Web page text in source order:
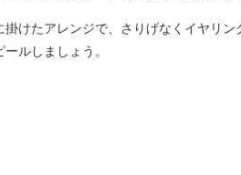
掛けたアレンジで、さりげなくイヤリン
ールしましょう。